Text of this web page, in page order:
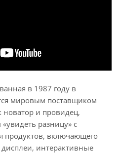
в 1987 году в
мировым поставщиком
и провидец,
разницу» с
продуктов, включающего
интерактивные